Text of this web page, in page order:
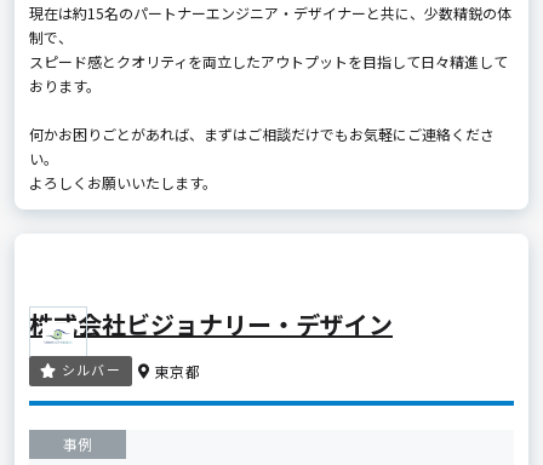
現在は約15名のパートナーエンジニア・デザイナーと共に、少数精鋭の体
制で、
スピード感とクオリティを両立したアウトプットを目指して日々精進して
おります。
何かお困りごとがあれば、まずはご相談だけでもお気軽にご連絡くださ
い。
よろしくお願いいたします。
株式会社ビジョナリー・デザイン
シルバー 東京都
事例